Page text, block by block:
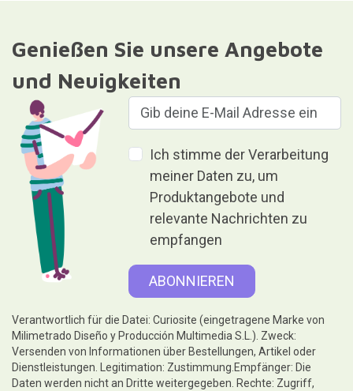
Genießen Sie unsere Angebote
und Neuigkeiten
Ich stimme der Verarbeitung
meiner Daten zu, um
Produktangebote und
relevante Nachrichten zu
empfangen
Verantwortlich für die Datei: Curiosite (eingetragene Marke von
Milimetrado Diseño y Producción Multimedia S.L.). Zweck:
Versenden von Informationen über Bestellungen, Artikel oder
Dienstleistungen. Legitimation: Zustimmung.Empfänger: Die
Daten werden nicht an Dritte weitergegeben. Rechte: Zugriff,